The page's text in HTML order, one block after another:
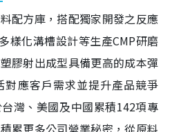
配方庫，搭配獨家開發之反應
樣化溝槽設計等生產CMP研磨
膠射出成型具備更高的成本彈
應客戶需求並提升產品競爭
灣、美國及中國累積142項專